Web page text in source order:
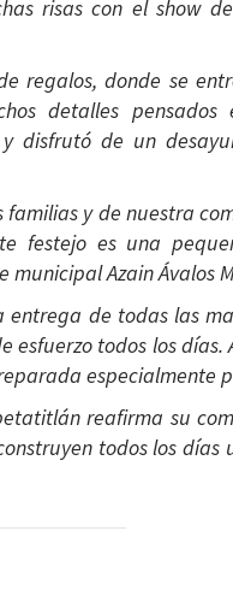
risas con el show
regalos, donde se
detalles pensados
disfrutó de un
y de nuestra
festejo es una
municipal Azain Ávalos
de todas las
todos los
especialmente
reafirma su
todos los